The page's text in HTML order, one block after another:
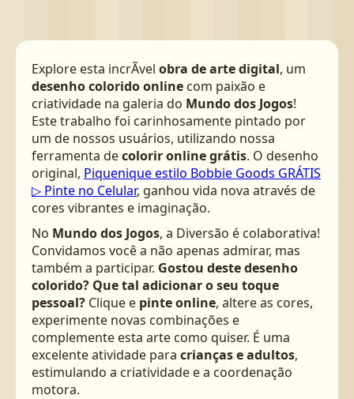
Explore esta incrÃ­vel obra de arte digital, um
desenho colorido online com paixão e
criatividade na galeria do Mundo dos Jogos!
Este trabalho foi carinhosamente pintado por
um de nossos usuários, utilizando nossa
ferramenta decolorir online grátis. O desenho
original, Piquenique estilo Bobbie Goods GRÁTIS
▷ Pinte no Celular, ganhou vida nova através de
cores vibrantes e imaginação.
No Mundo dos Jogos, a Diversão é colaborativa!
Convidamos você a não apenas admirar, mas
também a participar. Gostou deste desenho
colorido? Que tal adicionar o seu toque
pessoal? Clique e pinte online, altere as cores,
experimente novas combinações e
complemente esta arte como quiser. É uma
excelente atividade para crianças e adultos,
estimulando a criatividade e a coordenação
motora.